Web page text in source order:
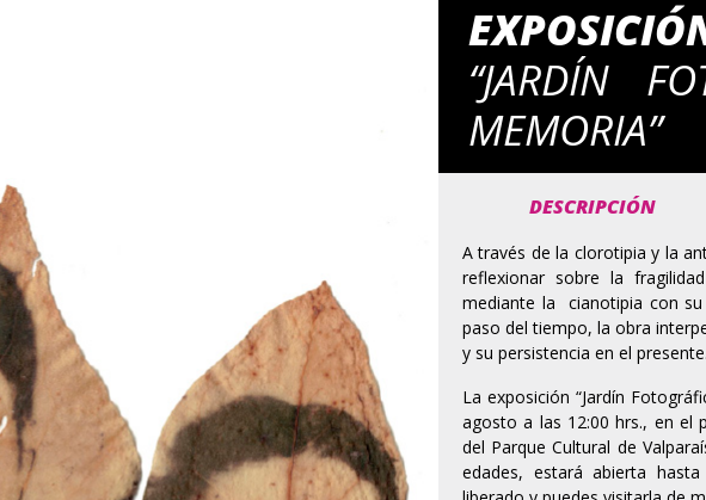
“JARDÍN
MEMORIA”
DESCRIPCIÓN
A través de la clorotipia y la
reflexionar sobre la
mediante la cianotipia con
paso del tiempo, la obra
y su persistencia en el presente.
La exposición “Jardín
agosto a las 12:00 hrs., en el
del Parque Cultural de
edades, estará abierta